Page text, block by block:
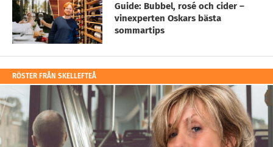
Guide: Bubbel, rosé och cider –
vinexperten Oskars bästa
sommartips
RÖSTER FRÅN SKELLEFTEÅ